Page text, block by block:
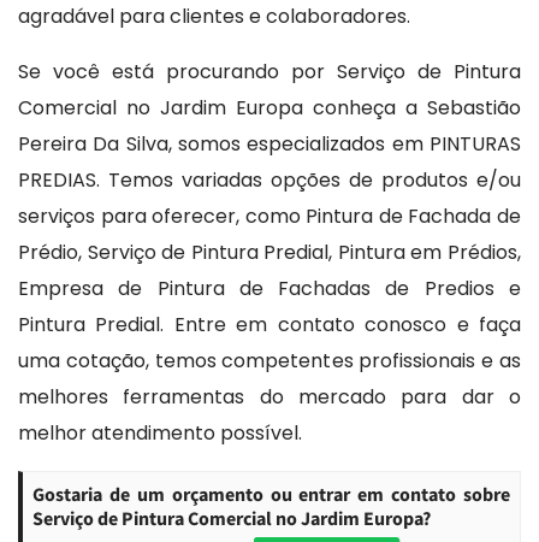
agradável para clientes e colaboradores.
Se você está procurando por Serviço de Pintura
Comercial no Jardim Europa conheça a Sebastião
Pereira Da Silva, somos especializados em PINTURAS
PREDIAS. Temos variadas opções de produtos e/ou
serviços para oferecer, como Pintura de Fachada de
Prédio, Serviço de Pintura Predial, Pintura em Prédios,
Empresa de Pintura de Fachadas de Predios e
Pintura Predial. Entre em contato conosco e faça
uma cotação, temos competentes profissionais e as
melhores ferramentas do mercado para dar o
melhor atendimento possível.
Gostaria de um orçamento ou entrar em contato sobre
Serviço de Pintura Comercial no Jardim Europa?